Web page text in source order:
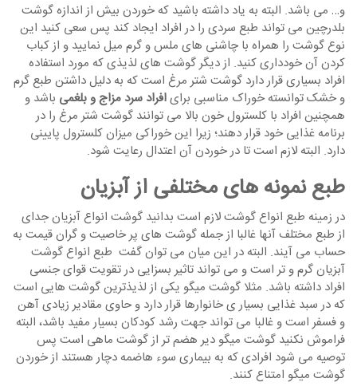
و… می باشد. البته به یاد داشته باشید که خوردن بیش از اندازه گوشت
بلدرچین می تواند طبع سردی را در افراد ایجاد کند پس سعی کنید این
نوع گوشت را همراه با چاشنی های ملس و گرم میل نمایید و از کباب
کردن آن خودداری کنید. از دیگر گوشت های لذیذی که مورد استفاده
افراد بسیاری قرار دارد گوشت شتر مرغ است که به دلیل داشتن طبع گرم
و خشک توانسته خوراک مناسبی برایافراد سرد مزاج و بلغمی باشد و
همچنین افراد با کلسترول خون بالا می توانند گوشت شتر مرغ را در
برنامه غذایی خود قرار دهند؛ زیرا این خوراکی میزان کلسترول پایینی
دارد. البته لازم است تا در خوردن آن اعتدال رعایت شود.
طبع نمونه های مختلفی از آبزیان
در زمینه طبع انواع گوشت لازم است بدانید گوشت انواع آبزیان جدای
از طبع مختلف آنها غالبا از جمله گوشت های پر خاصیت و گران قیمت به
حساب می آیند. البته در این میان می توان گفت طبع انواع گوشت
آبزیان گرم و تر است و می تواند تاثیر بسزایی در تقویت قوای جنسی
افراد داشته باشد. مثلا گوشت میگو یکی از لذیذترین گوشت هایی است
که در سبد غذایی بسیار ی خانوارها قرار دارد و حاوی مقادیر زیادی آهن
و فسفر است و غالبا می تواند جهت رشد کودکان بسیار مفید باشد، البته
فراموش نکنید گوشت میگو دیر هضم تر از گوشت ماهی است پس
توصیه می شود افرادی که به بیماری سوء هاضمه دچار هستند از خوردن
گوشت میگو امتناع کنند.